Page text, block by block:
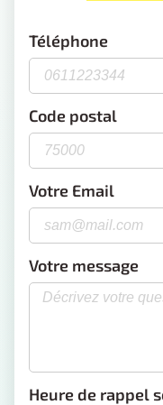
Téléphone
Code postal
Votre Email
Votre message
Heure de rappel